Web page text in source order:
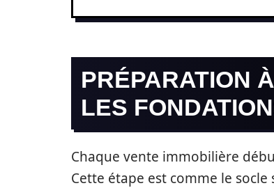
PRÉPARATION
LES
Chaque vente immobilière
Cette étape est comme le